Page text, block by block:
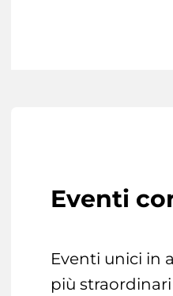
Eventi
Eventi unici in
più